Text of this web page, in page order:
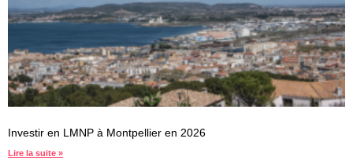
Investir en LMNP à Montpellier en 2026
Lire la suite »